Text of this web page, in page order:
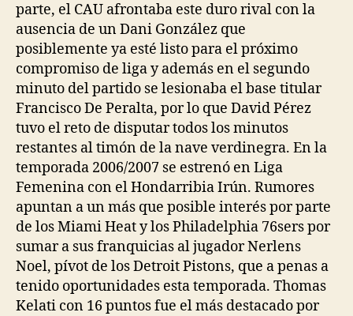
parte, el CAU afrontaba este duro rival con la
ausencia de un Dani González que
posiblemente ya esté listo para el próximo
compromiso de liga y además en el segundo
minuto del partido se lesionaba el base titular
Francisco De Peralta, por lo que David Pérez
tuvo el reto de disputar todos los minutos
restantes al timón de la nave verdinegra. En la
temporada 2006/2007 se estrenó en Liga
Femenina con el Hondarribia Irún. Rumores
apuntan a un más que posible interés por parte
de los Miami Heat y los Philadelphia 76sers por
sumar a sus franquicias al jugador Nerlens
Noel, pívot de los Detroit Pistons, que a penas a
tenido oportunidades esta temporada. Thomas
Kelati con 16 puntos fue el más destacado por